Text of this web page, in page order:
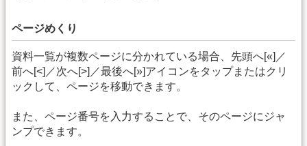
ページめくり
資料一覧が複数ページに分かれている場合、先頭へ[«]／
前へ[<]／次へ[>]／最後へ[»]アイコンをタップまたはクリ
ックして、ページを移動できます。
また、ページ番号を入力することで、そのページにジャ
ンプできます。